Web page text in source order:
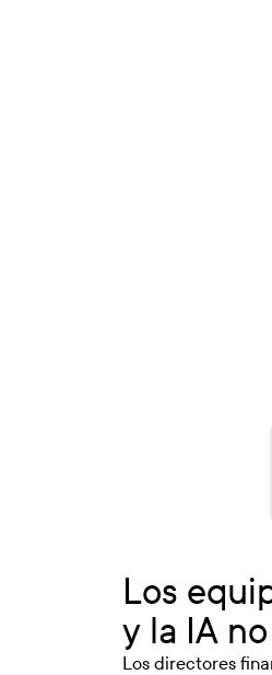
Los
y la IA
Los directores